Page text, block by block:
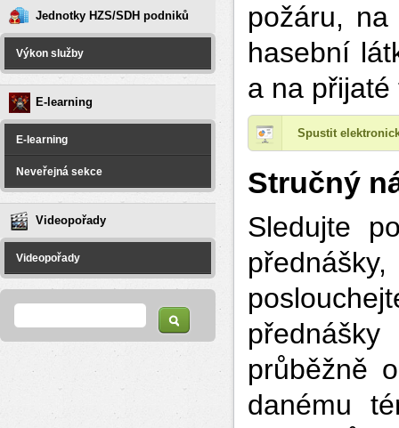
Jednotky HZS/SDH podniků
Výkon služby
E-learning
E-learning
Neveřejná sekce
Videopořady
Videopořady
požáru,
hasební
a na
Spustit
Stručný
Sledujte
průběžně
danému